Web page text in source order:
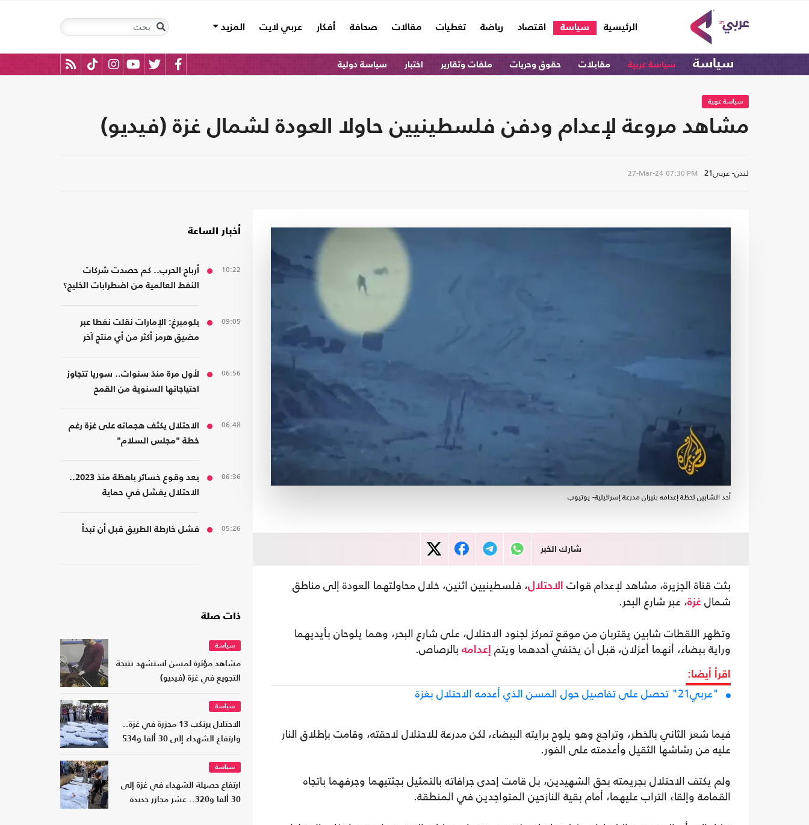
الرئيسية
(current) سياسة اقتصاد رياضة تغطيات مقالات صحافة أفكار عربي لايت المزيد
سياسة سياسة عربية مقابلات حقوق وحريات ملفات وتقارير اختبار سياسة دولية
سياسة عربية
مشاهد مروعة لإعدام ودفن فلسطينيين حاولا العودة لشمال غزة (فيديو)
لندن- عربي21 27-Mar-24 07:30 PM
أحد الشابين لحظة إعدامه بنيران مدرعة إسرائيلية- يوتيوب
شارك الخبر
بثت قناة الجزيرة، مشاهد لإعدام قوات الاحتلال، فلسطينيين اثنين، خلال محاولتهما العودة إلى مناطق
شمال غزة، عبر شارع البحر.
وتظهر اللقطات شابين يقتربان من موقع تمركز لجنود الاحتلال، على شارع البحر، وهما يلوحان بأيديهما
وراية بيضاء، أنهما أعزلان، قبل أن يختفي أحدهما ويتم إعدامه بالرصاص.
اقرأ أيضا:
"عربي21" تحصل على تفاصيل حول المسن الذي أعدمه الاحتلال بغزة
فيما شعر الثاني بالخطر، وتراجع وهو يلوح برايته البيضاء، لكن مدرعة للاحتلال لاحقته، وقامت بإطلاق النار
عليه من رشاشها الثقيل وأعدمته على الفور.
ولم يكتف الاحتلال بجريمته بحق الشهيدين، بل قامت إحدى جرافاته بالتمثيل بجثتيهما وجرفهما باتجاه
القمامة وإلقاء التراب عليهما، أمام بقية النازحين المتواجدين في المنطقة.
أخبار الساعة
10:22
أرباح الحرب.. كم حصدت شركات
النفط العالمية من اضطرابات الخليج؟
09:05
بلومبرغ: الإمارات نقلت نفطا عبر
مضيق هرمز أكثر من أي منتج آخر
06:56
لأول مرة منذ سنوات.. سوريا تتجاوز
احتياجاتها السنوية من القمح
06:48
الاحتلال يكثف هجماته على غزة رغم
خطة "مجلس السلام"
06:36
بعد وقوع خسائر باهظة منذ 2023..
الاحتلال يفشل في حماية
05:26 فشل خارطة الطريق قبل أن تبدأ
ذات صلة
سياسة
مشاهد مؤثرة لمسن استشهد نتيجة
التجويع في غزة (فيديو)
سياسة
الاحتلال يرتكب 13 مجزرة في غزة..
وارتفاع الشهداء إلى 30 ألفا و534
سياسة
ارتفاع حصيلة الشهداء في غزة إلى
30 ألفا و320.. عشر مجازر جديدة